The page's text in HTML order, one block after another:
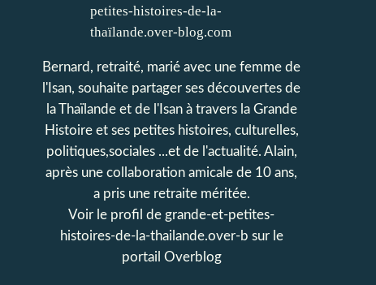
Bernard, retraité, marié avec une femme de
l'Isan, souhaite partager ses découvertes de
la Thaïlande et de l'Isan à travers la Grande
Histoire et ses petites histoires, culturelles,
politiques,sociales ...et de l'actualité. Alain,
après une collaboration amicale de 10 ans,
a pris une retraite méritée.
Voir le profil de grande-et-petites-
histoires-de-la-thailande.over-b sur le
portail Overblog